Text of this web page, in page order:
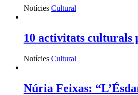
Notícies Cultural
10 activitats culturals
Notícies Cultural
Núria Feixas: